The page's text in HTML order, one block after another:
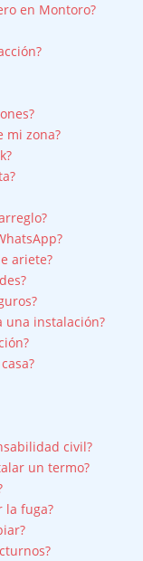
en Montoro?
mi zona?
ariete?
una instalación?
civil?
un termo?
la fuga?